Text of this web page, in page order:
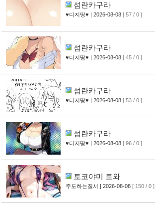
섬란카구라
♥디지땅♥ | 2026-08-08 [ 57 / 0 ]
섬란카구라
♥디지땅♥ | 2026-08-08 [ 45 / 0 ]
섬란카구라
♥디지땅♥ | 2026-08-08 [ 53 / 0 ]
섬란카구라
♥디지땅♥ | 2026-08-08 [ 96 / 0 ]
토코야미 토와
주도하는질서 | 2026-08-08 [ 150 / 0 ]